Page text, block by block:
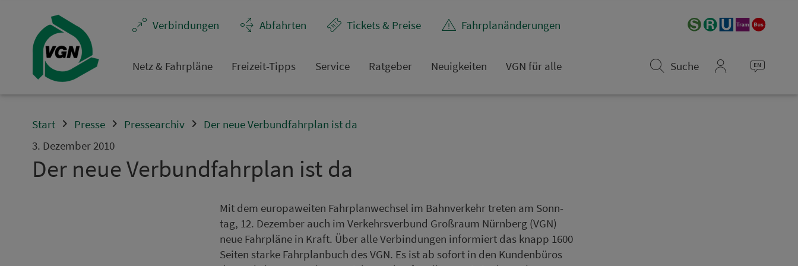
Ver­bin­dungen
Abfahrten Tickets & Preise Fahr­plan­ände­rungen
Netz & Fahrpläne Frei­zeit-Tipps Service Rat­ge­ber Neuigkeiten VGN für alle
Suche
Start Presse Pressearchiv
Der neue Verbundfahrplan ist da
3. Dezember 2010
Der neue Ver­bund­fahr­plan ist da
Mit dem europaweiten Fahr­plan­wech­sel im Bahnverkehr treten am Sonn­
tag, 12. De­zem­ber auch im Ver­kehrs­ver­bund Groß­raum Nürn­berg (VGN)
neue Fahrpläne in Kraft. Über alle Ver­bin­dungen informiert das knapp 1600
Seiten starke Fahr­plan­buch des VGN. Es ist ab sofort in den Kun­den­bü­ros